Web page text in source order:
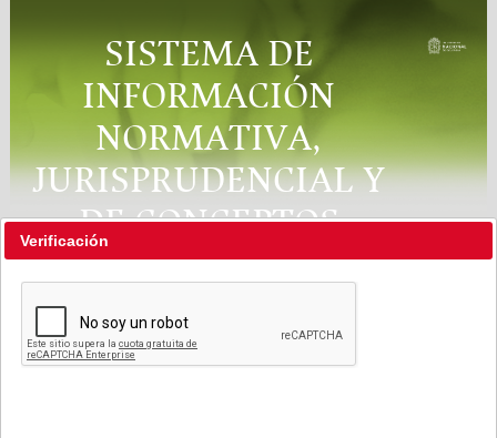
SISTEMA DE
INFORMACIÓN
NORMATIVA,
JURISPRUDENCIAL Y
DE CONCEPTOS
"RÉGIMEN LEGAL"
Verificación